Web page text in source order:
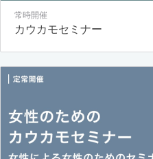
常時開催
カウカモセミナー